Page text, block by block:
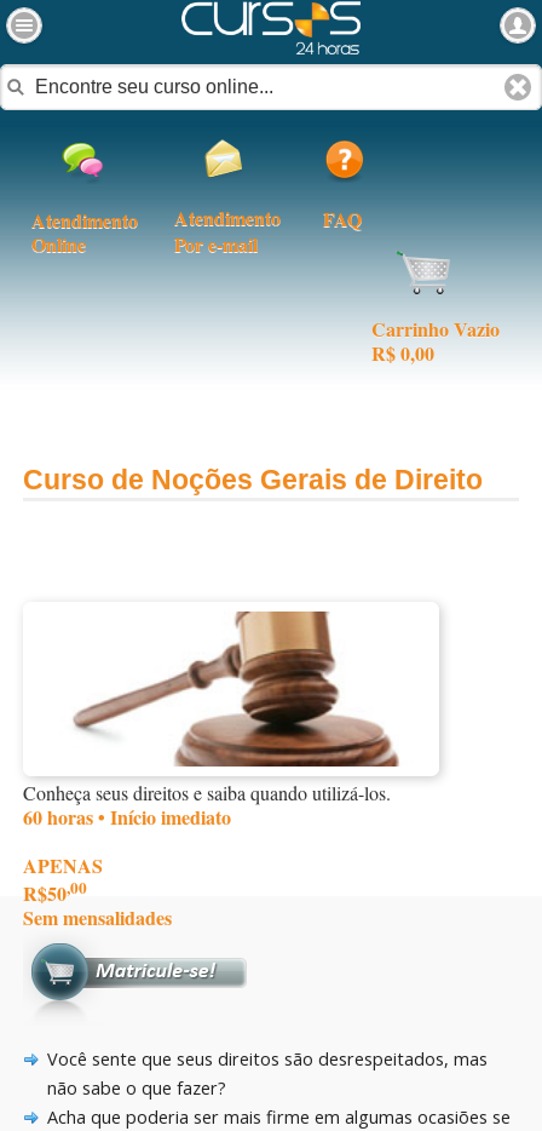
Atendimento
Online
Atendimento
Por e-mail
FAQ
Carrinho Vazio
R$ 0,00
Curso de Noções Gerais de Direito
Conheça seus direitos e saiba quando utilizá-los.
60 horas • Início imediato
APENAS
R$50,00
Sem mensalidades
Você sente que seus direitos são desrespeitados, mas
não sabe o que fazer?
Acha que poderia ser mais firme em algumas ocasiões se